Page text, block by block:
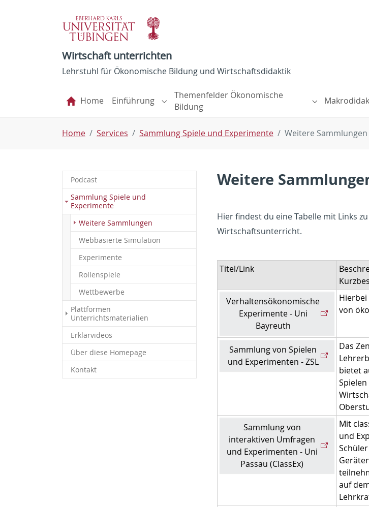
Wirtschaft unterrichten
Lehrstuhl für Ökonomische Bildung und Wirtschaftsdidaktik
Home Einführung Submenu for "Einführung"
Themenfelder Ökonomische
Bildung
Submenu for
Home
Services Sammlung Spiele und Experimente Weitere Sammlungen
Weitere
Hier findest du eine Tabelle mit Links
Wirtschaftsunterricht.
Titel/Link
Verhaltensökonomische
Experimente - Uni
Bayreuth
von
Sammlung von Spielen
und Experimenten - ZSL
Das
bietet
Sammlung von
interaktiven Umfragen
und Experimenten - Uni
Passau (ClassEx)
Mit
und
auf
Podcast
Sammlung Spiele und
Experimente
Weitere Sammlungen
Webbasierte Simulation
Experimente
Rollenspiele
Wettbewerbe
Plattformen
Unterrichtsmaterialien
Erklärvideos
Über diese Homepage
Kontakt